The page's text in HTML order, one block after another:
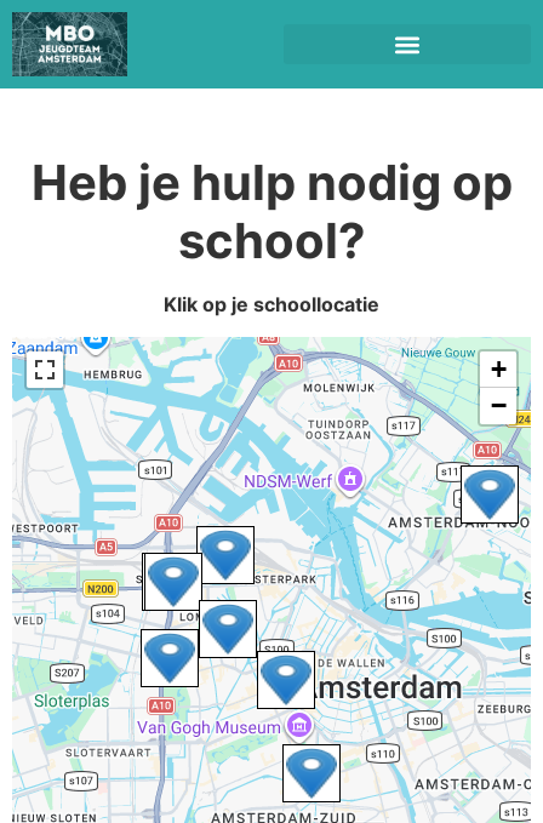
Heb je hulp nodig op
school?
Klik op je schoollocatie
+
−